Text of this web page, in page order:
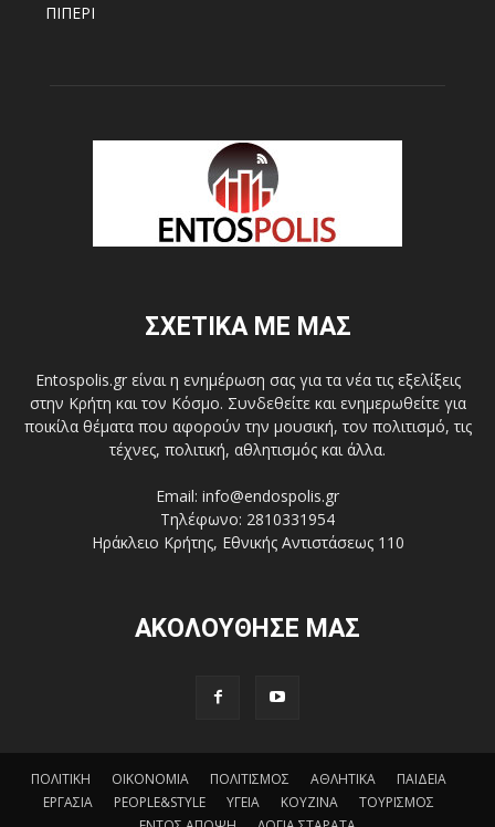
ΠΙΠΕΡΙ
ΣΧΕΤΙΚΑ ΜΕ ΜΑΣ
Entospolis.gr είναι η ενημέρωση σας για τα νέα τις εξελίξεις
στην Κρήτη και τον Κόσμο. Συνδεθείτε και ενημερωθείτε για
ποικίλα θέματα που αφορούν την μουσική, τον πολιτισμό, τις
τέχνες, πολιτική, αθλητισμός και άλλα.
Email: info@endospolis.gr
Τηλέφωνο: 2810331954
Ηράκλειο Κρήτης, Εθνικής Αντιστάσεως 110
ΑΚΟΛΟΥΘΗΣΕ ΜΑΣ
ΠΟΛΙΤΙΚΗ ΟΙΚΟΝΟΜΙΑ ΠΟΛΙΤΙΣΜΟΣ ΑΘΛΗΤΙΚΑ
ΠΑΙΔΕΙΑ
ΕΡΓΑΣΙΑ
PEOPLE&STYLE ΥΓΕΙΑ ΚΟΥΖΙΝΑ
ΤΟΥΡΙΣΜΟΣ